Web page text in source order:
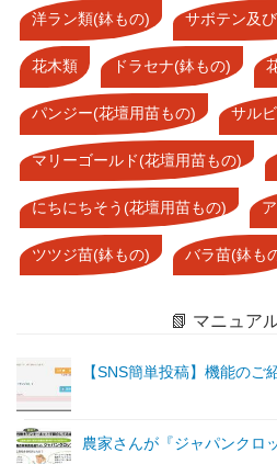
洋ラン類(鉢もの) サボテン及
花木類 ドラセナ(鉢もの)
パンジー(花壇用苗もの) サル
マリーゴールド(花壇用苗もの)
にちにちそう(花壇用苗もの)
ツツジ苗(鉢もの) バラ苗(鉢も
📗 マニュア
【SNS簡単投稿】機能のご
農家さんが『ジャパンクロ